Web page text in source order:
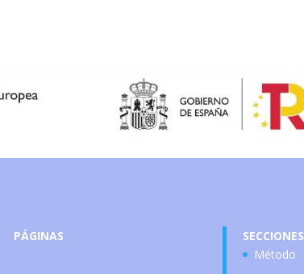
PÁGINAS
SECCIONES
Método